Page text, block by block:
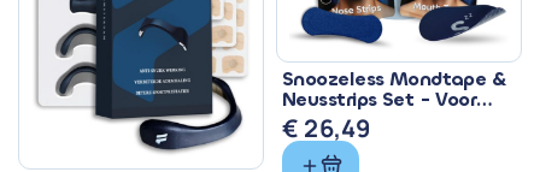
Snoozeless Mondtape &
Neusstrips Set - Voor
Beter Ademen & Slapen
€ 26,49